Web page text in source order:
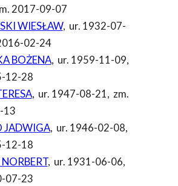
2017-09-07
WIESŁAW, ur. 1932-07-
02-24
BOŻENA, ur. 1959-11-09,
12-28
, ur. 1947-08-21, zm.
13
JADWIGA, ur. 1946-02-08,
12-18
, ur. 1931-06-06,
07-23